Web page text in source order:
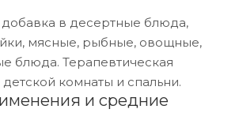
добавка в десертные блюда,
мясные, рыбные, овощные,
блюда. Терапевтическая
комнаты и спальни.
и средние